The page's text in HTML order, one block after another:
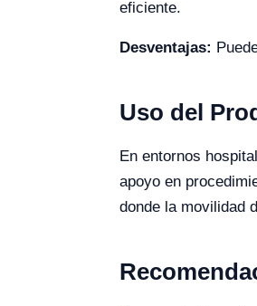
eficiente.
Desventajas:
Uso del
En entornos
apoyo en
donde la movilidad